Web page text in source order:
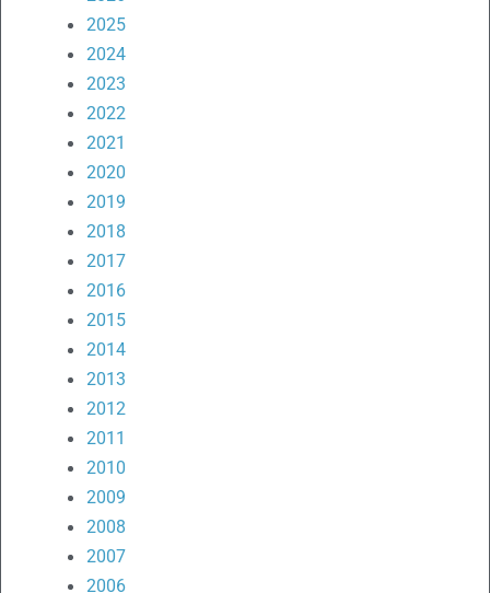
2025
2024
2023
2022
2021
2020
2019
2018
2017
2016
2015
2014
2013
2012
2011
2010
2009
2008
2007
2006